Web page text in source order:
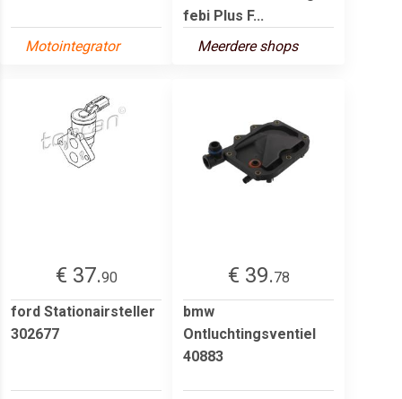
Motointegrator
febi Plus F...
Meerdere shops
€ 37.90
ford Stationairsteller
302677
€ 39.78
bmw
Ontluchtingsventiel
40883